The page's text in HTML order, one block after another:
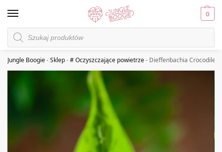
0
Jungle Boogie-Sklep-# Oczyszczające powietrze- Dieffenbachia Crocodile